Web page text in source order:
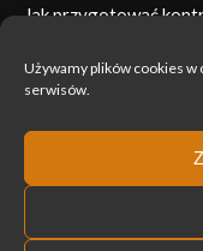
Używamy plików cookies w
serwisów.
Jak przygotować
Jak zorganizować
Jak napisać umowę